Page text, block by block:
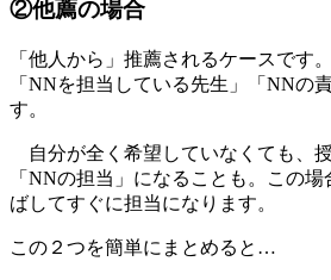
②他薦の場合
「他人から」推薦されるケースです
「NNを担当している先生」「NNの
す。
自分が全く希望していなくても、
「NNの担当」になることも。この
ばしてすぐに担当になります。
この２つを簡単にまとめると…